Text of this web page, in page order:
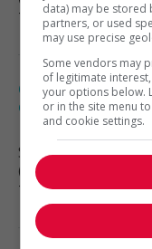
Technologies et
Coordonnateur
commerce
Saint-Laurent, QC
(8 km)
Technologies et
data) may be stored
partners, or used
may use precise
Some vendors may
of legitimate
your options below.
or in the site menu
and cookie settings.